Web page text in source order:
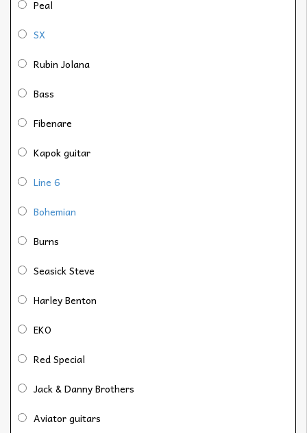
Peal
SX
Rubin Jolana
Bass
Fibenare
Kapok guitar
Line 6
Bohemian
Burns
Seasick Steve
Harley Benton
EKO
Red Special
Jack & Danny Brothers
Aviator guitars